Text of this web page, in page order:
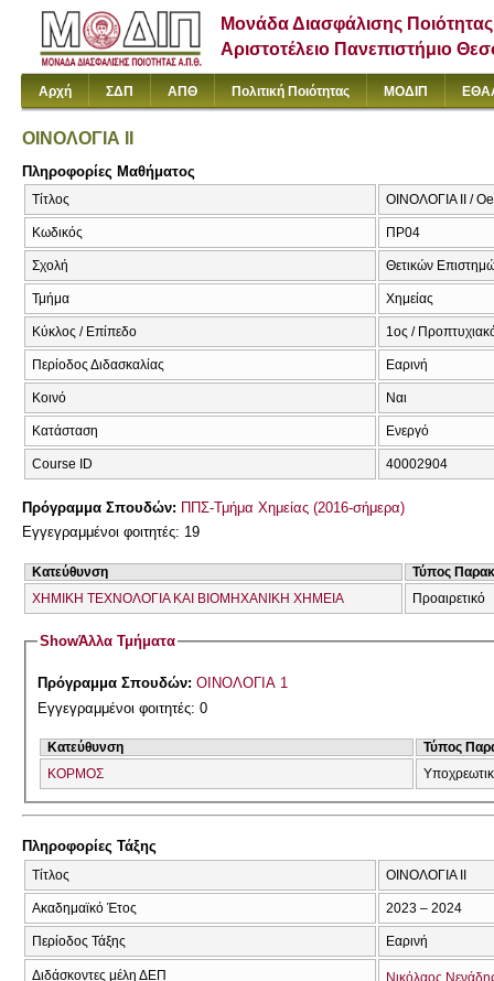
Μονάδα Διασφάλισης Ποιότητας
Αριστοτέλειο Πανεπιστήμιο
Αρχή ΣΔΠ ΑΠΘ Πολιτική Ποιότητας ΜΟΔΙΠ
ΟΙΝΟΛΟΓΙΑ ΙΙ
Πληροφορίες Μαθήματος
Τίτλος ΟΙΝΟΛΟΓΙΑ ΙΙ /
Κωδικός ΠΡ04
Σχολή Θετικών
Τμήμα Χημείας
Κύκλος / Επίπεδο 1ος /
Περίοδος Διδασκαλίας Εαρινή
Κοινό Ναι
Κατάσταση Ενεργό
Course ID 40002904
Πρόγραμμα Σπουδών: ΠΠΣ-Τμήμα Χημείας (2016-σήμερα)
Εγγεγραμμένοι φοιτητές: 19
Κατεύθυνση
Τύπος
ΧΗΜΙΚΗ ΤΕΧΝΟΛΟΓΙΑ ΚΑΙ ΒΙΟΜΗΧΑΝΙΚΗ ΧΗΜΕΙΑ
Προαιρετικό
ShowΆλλα Τμήματα
Πρόγραμμα Σπουδών:ΟΙΝΟΛΟΓΙΑ 1
Εγγεγραμμένοι φοιτητές: 0
Κατεύθυνση
Τύπος
ΚΟΡΜΟΣ
Πληροφορίες Τάξης
Τίτλος ΟΙΝΟΛΟΓΙΑ ΙΙ
Ακαδημαϊκό Έτος 2023 – 2024
Περίοδος Τάξης Εαρινή
Διδάσκοντες μέλη ΔΕΠ Νικόλαος